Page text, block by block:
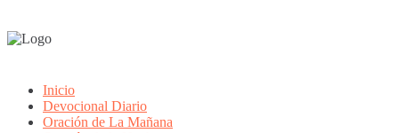
Inicio
Devocional Diario
Oración de La Mañana